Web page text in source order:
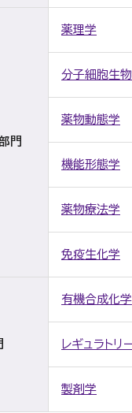
門
薬理学
分子細胞生
薬物動態学
機能形態学
薬物療法学
免疫生化学
有機合成化学
レギュラトリ
製剤学